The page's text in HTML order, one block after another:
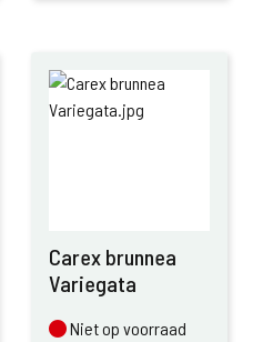
Carex brunnea
Variegata
Niet op voorraad
Niet op voorraad